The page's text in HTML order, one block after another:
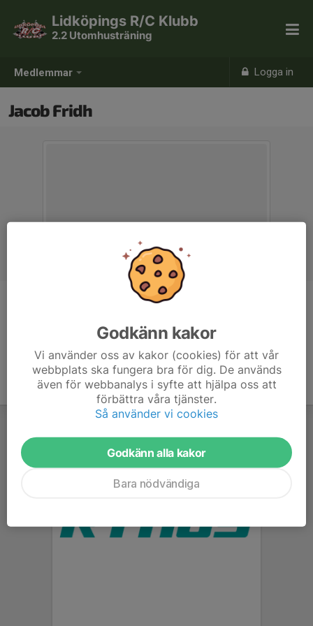
Medlemmar Logga in
Lidköpings R/C Klubb
2.2 Utomhusträning
Jacob Fridh
Godkänn kakor
Vi använder oss av kakor (cookies) för att vår
webbplats ska fungera bra för dig. De används
även för webbanalys i syfte att hjälpa oss att
förbättra våra tjänster.
Så använder vi cookies
Godkänn alla kakor
Bara nödvändiga